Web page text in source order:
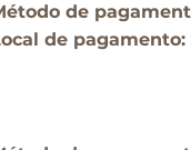
de
de pagamento: